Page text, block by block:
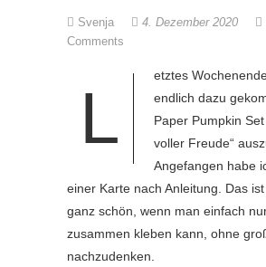
Svenja 4. Dezember 2020
Comments
L
etztes
endlich dazu
Paper Pumpkin
voller Freude“
Angefangen habe
einer Karte nach Anleitung. Das
ganz schön, wenn man einfach
zusammen kleben kann, ohne
nachzudenken.